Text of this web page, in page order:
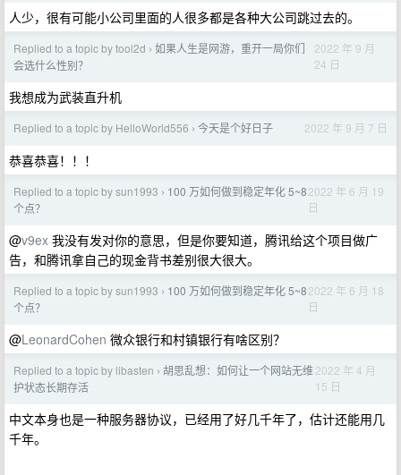
人少，很有可能小公司里面的人很多都是各种大公司跳过去的。
Replied to a topic by tool2d › 如果人生是网游，重开一局你们
会选什么性别？
2022 年 9 月
24 日
我想成为武装直升机
Replied to a topic by HelloWorld556 › 今天是个好日子 2022 年 9 月 7 日
恭喜恭喜！！！
Replied to a topic by sun1993 › 100 万如何做到稳定年化 5~8
个点？
2022 年 6 月 19
日
@v9ex 我没有发对你的意思，但是你要知道，腾讯给这个项目做广
告，和腾讯拿自己的现金背书差别很大很大。
Replied to a topic by sun1993 › 100 万如何做到稳定年化 5~8
个点？
2022 年 6 月 18
日
@LeonardCohen 微众银行和村镇银行有啥区别？
Replied to a topic by libasten › 胡思乱想：如何让一个网站无维
护状态长期存活
2022 年 4 月
15 日
中文本身也是一种服务器协议，已经用了好几千年了，估计还能用几
千年。